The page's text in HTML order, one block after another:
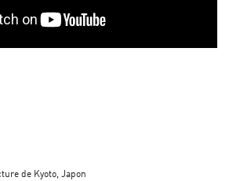
de Kyoto, Japon